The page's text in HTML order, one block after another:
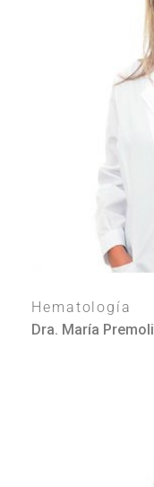
Hematología
Dra. María Premoli